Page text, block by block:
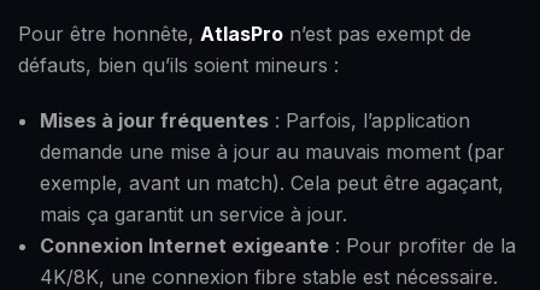
Pour être honnête, AtlasPro n’est pas exempt de
défauts, bien qu’ils soient mineurs :
Mises à jour fréquentes : Parfois, l’application
demande une mise à jour au mauvais moment (par
exemple, avant un match). Cela peut être agaçant,
mais ça garantit un service à jour.
Connexion Internet exigeante : Pour profiter de la
4K/8K, une connexion fibre stable est nécessaire.